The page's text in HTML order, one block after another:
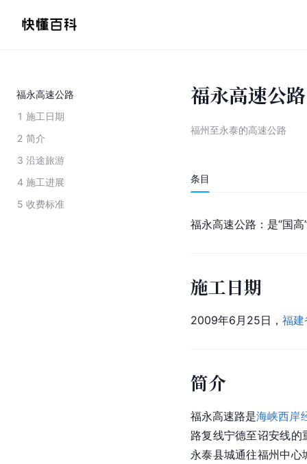
福永高速公路
1 施工日期
2 简介
3 沿途旅游
4 施工进展
5 收费标准
福永高速公路
福州至永泰的高速公路
条目
福永高速公路：是“国
施工日期
2009年6月25日， 福建
简介
福永高速路是海峡西岸
路复线宁德至诏安线
永泰县城通往福州中